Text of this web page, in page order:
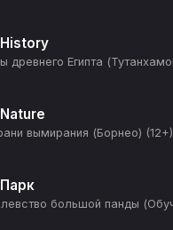
вымирания (Борнео) (12+)